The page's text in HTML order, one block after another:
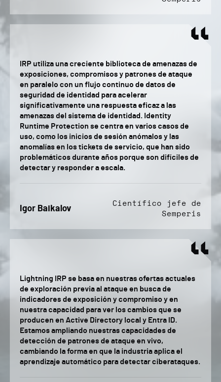
IRP utiliza una creciente biblioteca de amenazas de
exposiciones, compromisos y patrones de ataque
en paralelo con un flujo continuo de datos de
seguridad de identidad para acelerar
significativamente una respuesta eficaz a las
amenazas del sistema de identidad. Identity
Runtime Protection se centra en varios casos de
uso, como los inicios de sesión anómalos y las
anomalías en los tickets de servicio, que han sido
problemáticos durante años porque son difíciles de
detectar y responder a escala.
Igor Baikalov
Científico jefe de
Semperis
Lightning IRP se basa en nuestras ofertas actuales
de exploración previa al ataque en busca de
indicadores de exposición y compromiso y en
nuestra capacidad para ver los cambios que se
producen en Active Directory local y Entra ID.
Estamos ampliando nuestras capacidades de
detección de patrones de ataque en vivo,
cambiando la forma en que la industria aplica el
aprendizaje automático para detectar ciberataques.